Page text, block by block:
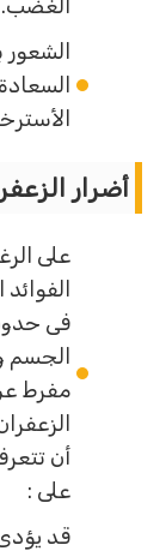
الغضب.
الشعور
أضرار
على
فى
الجسم
مفرط
أن
على :
قد